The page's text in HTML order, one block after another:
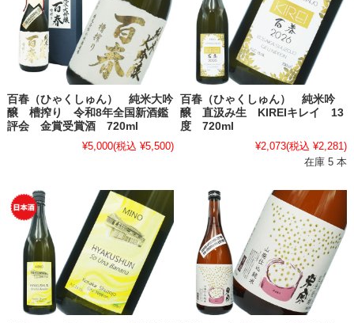
百春（ひゃくしゅん） 純米大吟
醸 槽搾り 令和8年全国新酒鑑
評会 金賞受賞酒 720ml
¥5,000(税込 ¥5,500)
百春（ひゃくしゅん） 純米吟
醸 直汲み生 KIREIキレイ 13
度 720ml
¥2,073(税込 ¥2,281)
在庫 5 本